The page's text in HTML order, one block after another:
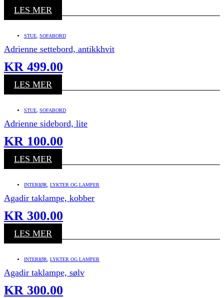
LES MER
STUE SOFABORD
Adrienne settebord, antikkhvit
KR 499.00
LES MER
STUE SOFABORD
Adrienne sidebord, lite
KR 100.00
LES MER
INTERIØR LYKTER OG LAMPER
Agadir taklampe, kobber
KR 300.00
LES MER
INTERIØR LYKTER OG LAMPER
Agadir taklampe, sølv
KR 300.00